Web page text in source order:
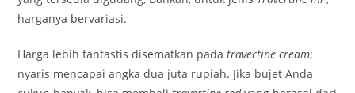
harganya bervariasi.
Harga lebih fantastis disematkan padatravertine cream;
nyaris mencapai angka dua juta rupiah. Jika bujet Anda